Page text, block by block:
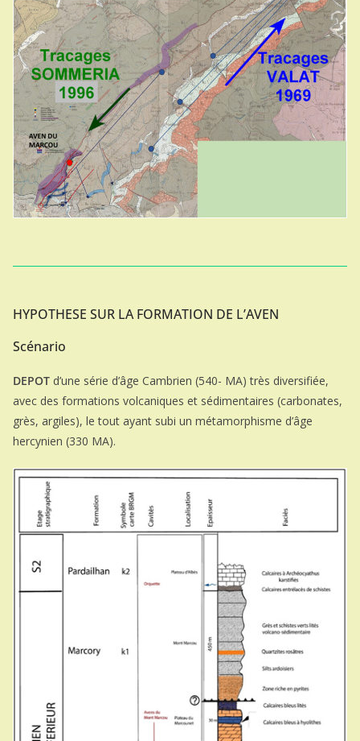
HYPOTHESE SUR LA FORMATION DE L’AVEN
Scénario
DEPOT d’une série d’âge Cambrien (540- MA) très diversifiée,
avec des formations volcaniques et sédimentaires (carbonates,
grès, argiles), le tout ayant subi un métamorphisme d’âge
hercynien (330 MA).